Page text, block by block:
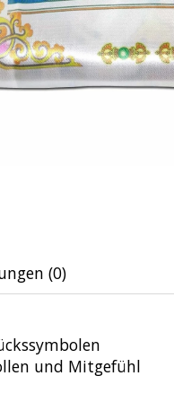
(0)
und Mitgefühl